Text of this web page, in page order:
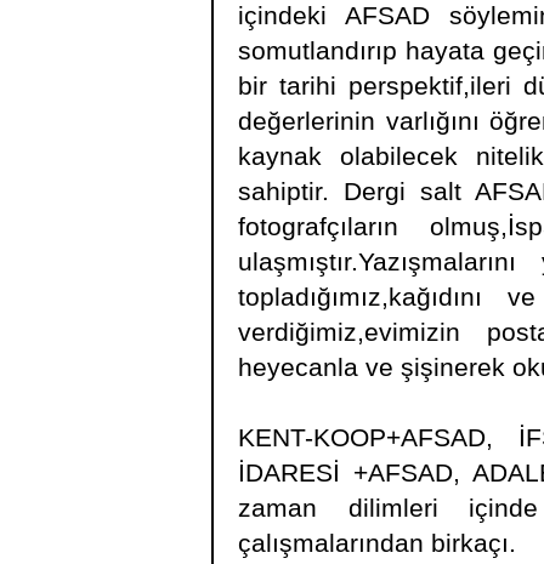
içindeki AFSAD
somutlandırıp hayata
bir tarihi perspektif,ileri
değerlerinin varlığını
kaynak olabilecek
sahiptir. Dergi salt
fotografçıların
topladığımız,kağıdını
verdiğimiz,evimizin
heyecanla ve şişinerek
KENT-KOOP+AFSAD,
İDARESİ +AFSAD,
zaman dilimleri
çalışmalarından birkaçı.